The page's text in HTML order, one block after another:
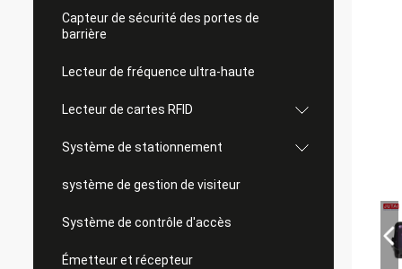
Capteur de sécurité des portes de
barrière
Lecteur de fréquence ultra-haute
Lecteur de cartes RFID
Système de stationnement
système de gestion de visiteur
Système de contrôle d'accès
Émetteur et récepteur